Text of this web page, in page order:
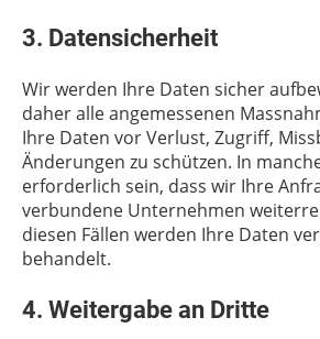
3. Datensicherheit
Wir werden Ihre Daten sicher
daher alle angemessenen
Ihre Daten vor Verlust, Zugriff,
Änderungen zu schützen. In
erforderlich sein, dass wir Ihre
verbundene Unternehmen
diesen Fällen werden Ihre Daten
behandelt.
4. Weitergabe an Dritte